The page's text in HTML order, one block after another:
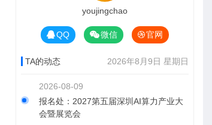
youjingchao
QQ 微信 官网
TA的动态 2026年8月9日 星期日
2026-08-09
报名处：2027第五届深圳AI算力产业大
会暨展览会